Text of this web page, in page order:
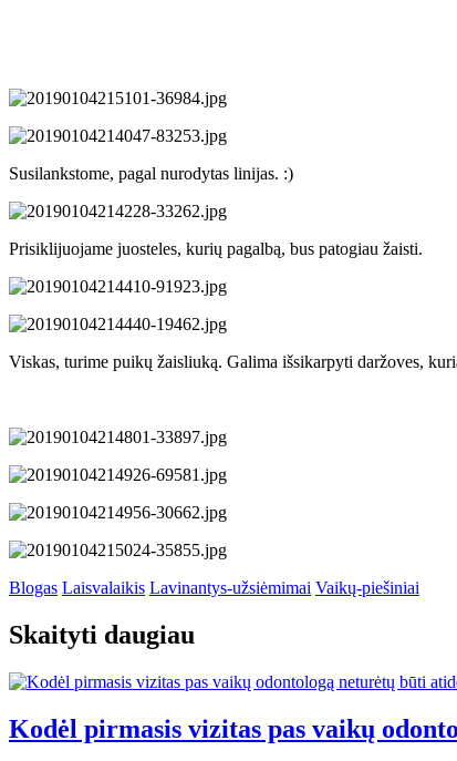
Susilankstome, pagal nurodytas linijas. :)
Prisiklijuojame juosteles, kurių pagalbą, bus patogiau žaisti.
Viskas, turime puikų žaisliuką. Galima išsikarpyti daržoves,
Blogas Laisvalaikis Lavinantys-užsiėmimai Vaikų-piešiniai
Skaityti daugiau
Kodėl pirmasis vizitas pas vaikų